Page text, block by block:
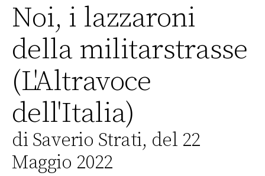
Noi, i lazzaroni
della militarstrasse
(L'Altravoce
dell'Italia)
di Saverio Strati, del 22
Maggio 2022